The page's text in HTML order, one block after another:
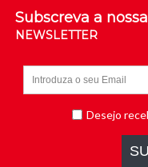
Subscreva a nossa
NEWSLETTER